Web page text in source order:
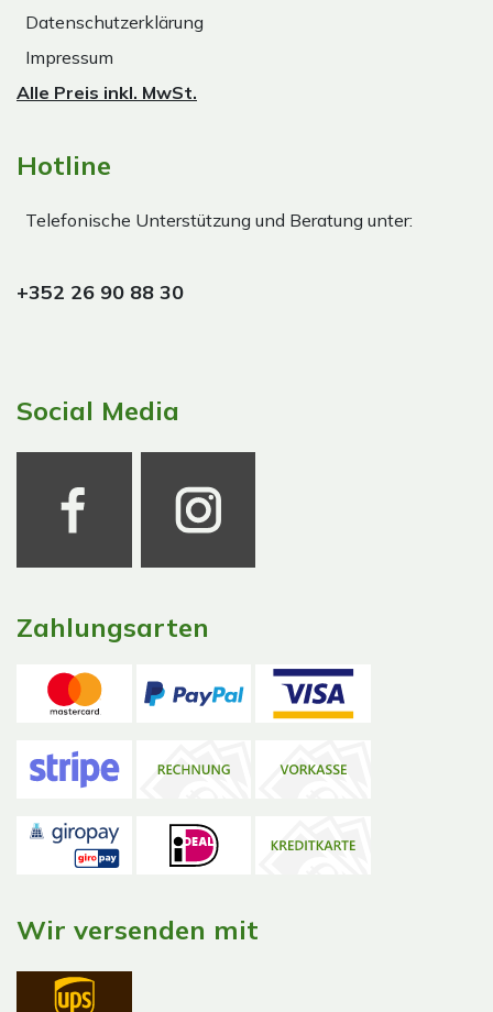
Datenschutzerklärung
Impressum
Alle Preis inkl. MwSt.
Hotline
Telefonische Unterstützung und Beratung unter:
+352 26 90 88 30
Social Media
Zahlungsarten
Wir versenden mit